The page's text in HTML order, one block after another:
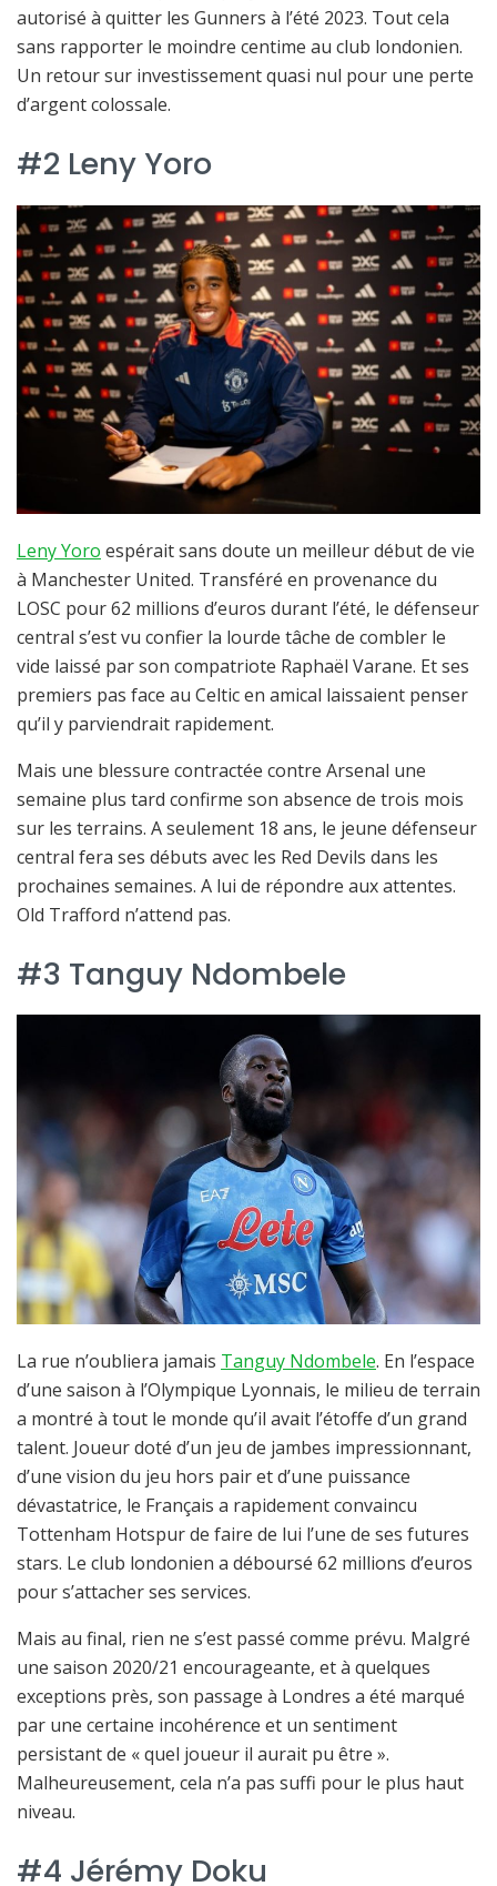
autorisé à quitter les Gunners à l’été 2023. Tout cela
sans rapporter le moindre centime au club londonien.
Un retour sur investissement quasi nul pour une perte
d’argent colossale.
#2 Leny Yoro
Leny Yoro espérait sans doute un meilleur début de vie
à Manchester United. Transféré en provenance du
LOSC pour 62 millions d’euros durant l’été, le défenseur
central s’est vu confier la lourde tâche de combler le
vide laissé par son compatriote Raphaël Varane. Et ses
premiers pas face au Celtic en amical laissaient penser
qu’il y parviendrait rapidement.
Mais une blessure contractée contre Arsenal une
semaine plus tard confirme son absence de trois mois
sur les terrains. A seulement 18 ans, le jeune défenseur
central fera ses débuts avec les Red Devils dans les
prochaines semaines. A lui de répondre aux attentes.
Old Trafford n’attend pas.
#3 Tanguy Ndombele
La rue n’oubliera jamais Tanguy Ndombele. En l’espace
d’une saison à l’Olympique Lyonnais, le milieu de terrain
a montré à tout le monde qu’il avait l’étoffe d’un grand
talent. Joueur doté d’un jeu de jambes impressionnant,
d’une vision du jeu hors pair et d’une puissance
dévastatrice, le Français a rapidement convaincu
Tottenham Hotspur de faire de lui l’une de ses futures
stars. Le club londonien a déboursé 62 millions d’euros
pour s’attacher ses services.
Mais au final, rien ne s’est passé comme prévu. Malgré
une saison 2020/21 encourageante, et à quelques
exceptions près, son passage à Londres a été marqué
par une certaine incohérence et un sentiment
persistant de « quel joueur il aurait pu être ».
Malheureusement, cela n’a pas suffi pour le plus haut
niveau.
#4 Jérémy Doku